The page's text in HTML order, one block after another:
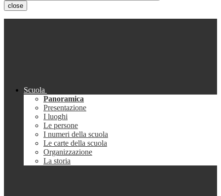
close
Scuola
Panoramica
Presentazione
I luoghi
Le persone
I numeri della scuola
Le carte della scuola
Organizzazione
La storia